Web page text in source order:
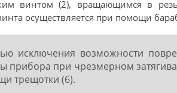
винтом (2), вращающимся в
осуществляется при помощи
исключения возможности
прибора при чрезмерном
трещотки (6).